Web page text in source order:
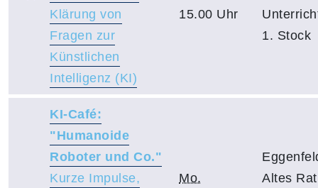
Klärung von
Fragen zur
Künstlichen
Intelligenz (KI)
15.00 Uhr
1. Stock
KI-Café:
"Humanoide
Roboter und Co."
Kurze Impulse,
Mo.
Altes